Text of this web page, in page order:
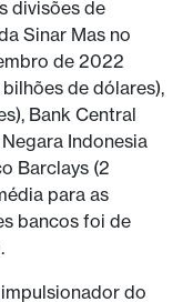
divisões de
Sinar Mas no
de 2022
de dólares),
Bank Central
Indonesia
Barclays (2
para as
bancos foi de
do